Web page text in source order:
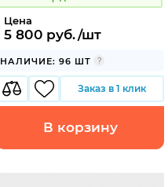
Цена
5 800 руб./шт
НАЛИЧИЕ: 96 ШТ
Заказ в 1 клик
В корзину